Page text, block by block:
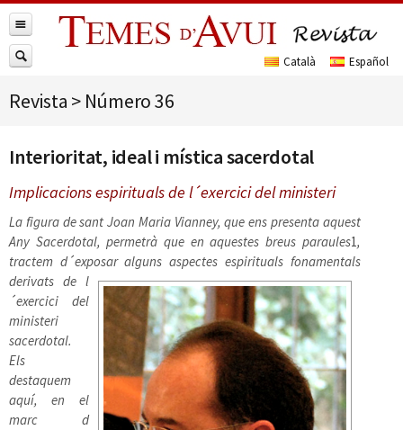
Revista > Número 36
Interioritat, ideal i mística sacerdotal
Implicacions espirituals de l´exercici del ministeri
La figura de sant Joan Maria Vianney, que ens presenta aquest
Any Sacerdotal, permetrà que en aquestes breus paraules1,
tractem d´exposar alguns aspectes espirituals fonamentals
derivats de l
´exercici del
ministeri
sacerdotal.
Els
destaquem
aquí, en el
marc d